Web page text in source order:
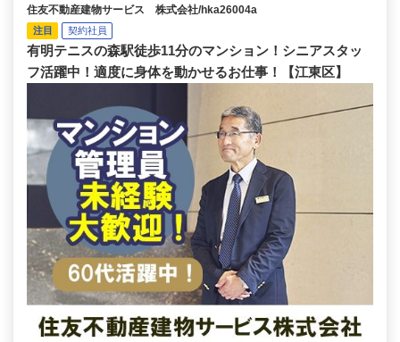
住友不動産建物サービス 株式会社/hka26004a
注目 契約社員
有明テニスの森駅徒歩11分のマンション！シニアスタッ
フ活躍中！適度に身体を動かせるお仕事！【江東区】